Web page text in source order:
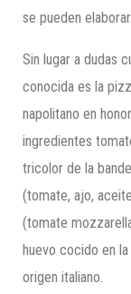
se pueden elaborar.
Sin lugar a dudas
conocida es la
napolitano en
ingredientes
tricolor de la
(tomate, ajo,
(tomate
huevo cocido en
origen italiano.